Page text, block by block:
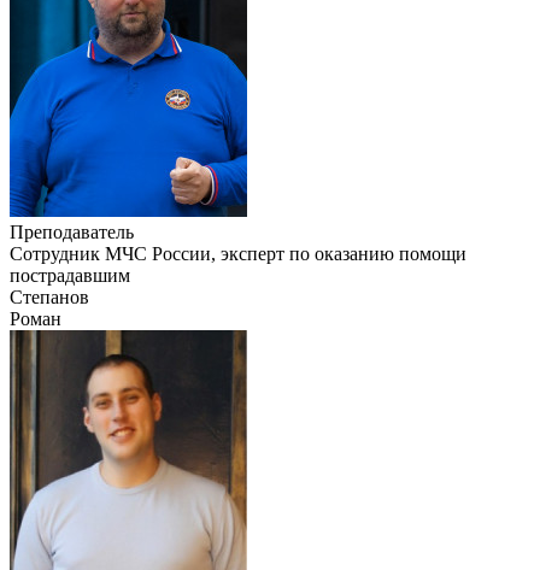
Преподаватель
Сотрудник МЧС России, эксперт по оказанию помощи
пострадавшим
Степанов
Роман